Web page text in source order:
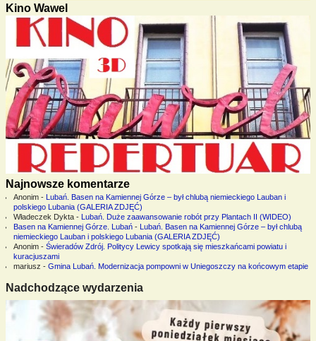
Kino Wawel
Najnowsze komentarze
Anonim- Lubań. Basen na Kamiennej Górze – był chlubą niemieckiego Lauban i
polskiego Lubania (GALERIA ZDJĘĆ)
Władeczek Dykta- Lubań. Duże zaawansowanie robót przy Plantach II (WIDEO)
Basen na Kamiennej Górze. Lubań- Lubań. Basen na Kamiennej Górze – był chlubą
niemieckiego Lauban i polskiego Lubania (GALERIA ZDJĘĆ)
Anonim- Świeradów Zdrój. Politycy Lewicy spotkają się mieszkańcami powiatu i
kuracjuszami
mariusz - Gmina Lubań. Modernizacja pompowni w Uniegoszczy na końcowym etapie
Nadchodzące wydarzenia